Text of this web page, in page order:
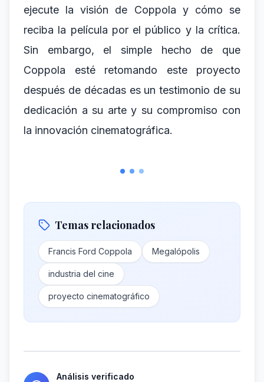
ejecute la visión de Coppola y cómo se
reciba la película por el público y la crítica.
Sin embargo, el simple hecho de que
Coppola esté retomando este proyecto
después de décadas es un testimonio de su
dedicación a su arte y su compromiso con
la innovación cinematográfica.
Temas relacionados
Francis Ford Coppola Megalópolis
industria del cine
proyecto cinematográfico
Análisis verificado